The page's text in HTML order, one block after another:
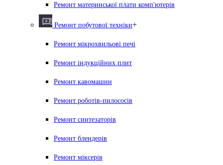
Ремонт материнської плати комп'ютерів
Ремонт побутової техніки+
Ремонт мікрохвильові печі
Ремонт індукційних плит
Ремонт кавомашин
Ремонт роботів-пилососів
Ремонт синтезаторів
Ремонт блендерiв
Ремонт мiксерiв